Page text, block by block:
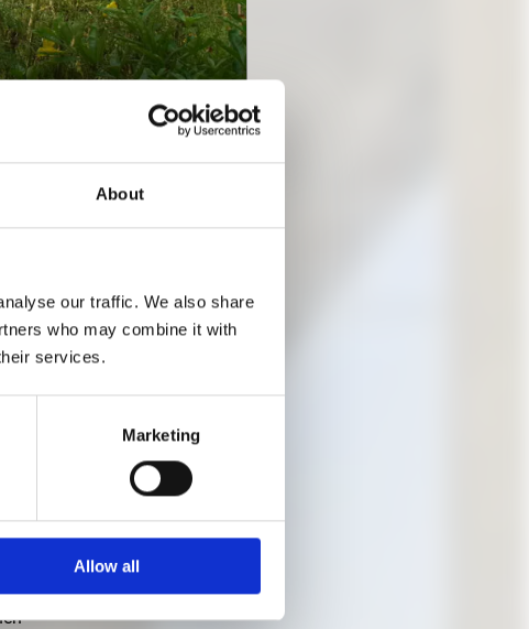
About
our traffic. We also share
who may combine it with
services.
Marketing
Allow all
Graber
und